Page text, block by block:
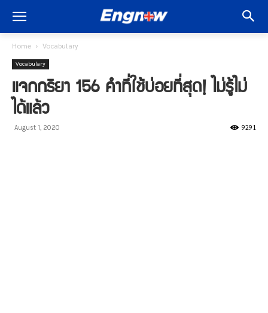
Home Vocabulary
Vocabulary
แจกกริยา 156 คำที่ใช้บ่อยที่สุด! ไม่รู้ไม่
ได้แล้ว
August 1, 2020 9291